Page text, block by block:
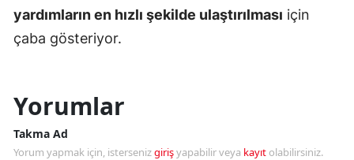
yardımların en hızlı şekilde ulaştırılması için
çaba gösteriyor.
Yorumlar
Takma Ad
Yorum yapmak için, istersenizgirişyapabilir veya kayıt olabilirsiniz.